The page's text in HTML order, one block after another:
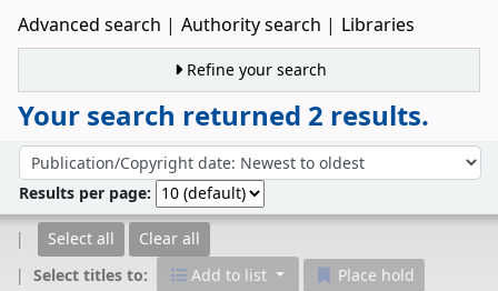
Advanced search Authority search Libraries
Refine your search
Your search returned 2 results.
Sort by:
Results per page:
Select all
Clear all
Select titles to:
Add to list Place hold